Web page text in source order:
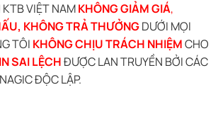
VIỆT NAMKHÔNG GIẢM GIÁ,
KHÔNG TRẢ THƯỞNGDƯỚI MỌI
TÔI KHÔNG CHỊU TRÁCH NHIỆMCHO
SAI LỆCHĐƯỢC LAN TRUYỀN BỞI CÁC
ĐỘC LẬP.